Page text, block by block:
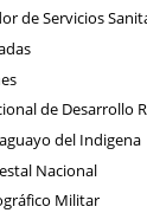
de Servicios
de Desarrollo
del Indigena
Nacional
Militar